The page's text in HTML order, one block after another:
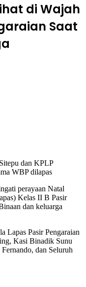
di Wajah
Saat
dan KPLP
WBP dilapas
perayaan Natal
Kelas II B Pasir
dan keluarga
Lapas Pasir Pengaraian
Kasi Binadik Sunu
dan Seluruh